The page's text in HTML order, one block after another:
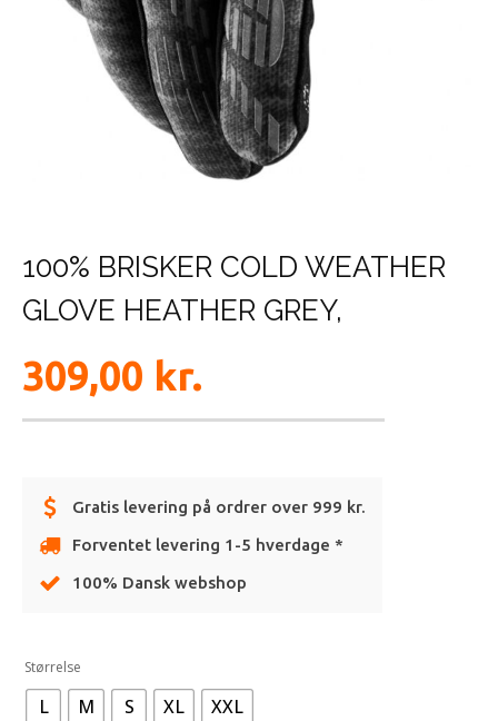
100% BRISKER COLD WEATHER
GLOVE HEATHER GREY,
309,00 kr.
Gratis levering på ordrer over 999 kr.
Forventet levering 1-5 hverdage *
100% Dansk webshop
Størrelse
L M S XL XXL
Alternative: